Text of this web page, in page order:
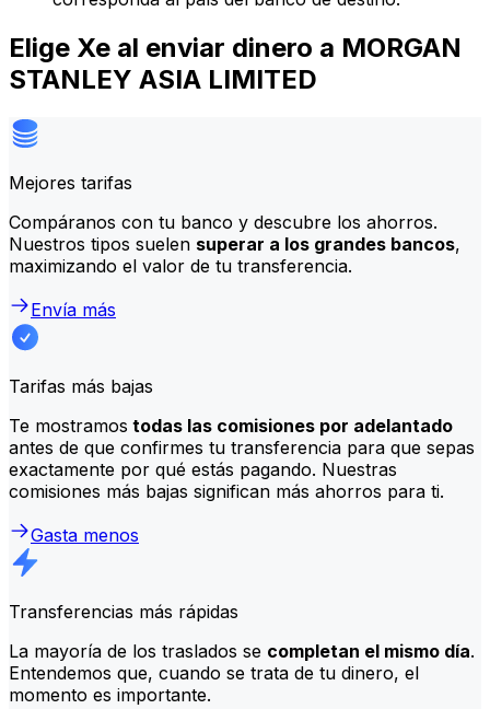
Elige Xe al enviar dinero a MORGAN
STANLEY ASIA LIMITED
Mejores tarifas
Compáranos con tu banco y descubre los ahorros.
Nuestros tipos suelen superar a los grandes bancos,
maximizando el valor de tu transferencia.
Envía más
Tarifas más bajas
Te mostramos todas las comisiones por adelantado
antes de que confirmes tu transferencia para que sepas
exactamente por qué estás pagando. Nuestras
comisiones más bajas significan más ahorros para ti.
Gasta menos
Transferencias más rápidas
La mayoría de los traslados se completan el mismo día.
Entendemos que, cuando se trata de tu dinero, el
momento es importante.